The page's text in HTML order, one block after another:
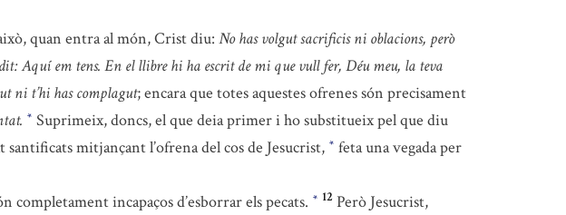
quan entra al món, Crist diu: No has volgut sacrificis ni oblacions, però
Aquí em tens. En el llibre hi ha escrit de mi que vull fer, Déu meu, la teva
ni t’hi has complagut; encara que totes aquestes ofrenes són precisament
* Suprimeix, doncs, el que deia primer i ho substitueix pel que diu
mitjançant l’ofrena del cos de Jesucrist, * feta una vegada per
incapaços d’esborrar els pecats. * 12 Però Jesucrist,